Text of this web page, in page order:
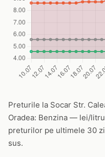
Preturile la Socar Str.
Oradea: Benzina — lei/
preturilor pe ultimele 30
sus.